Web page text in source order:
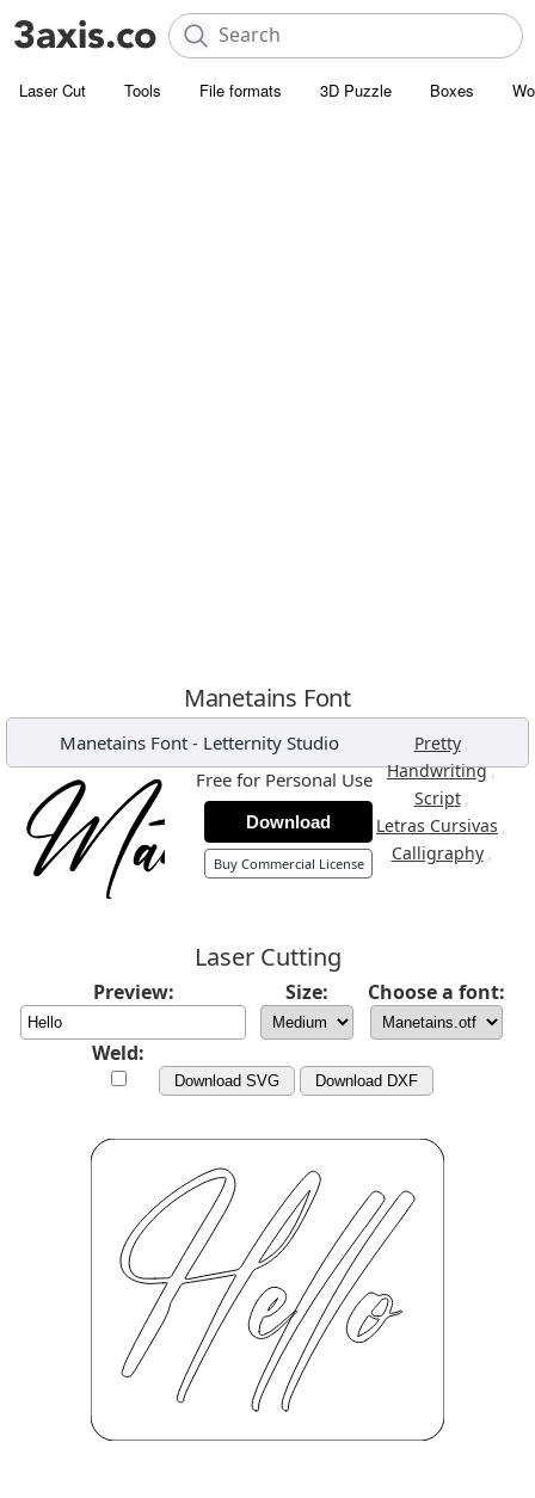
Laser Cut Tools File formats 3D Puzzle Boxes
Manetains Font
Manetains Font- Letternity Studio Pretty ,
Handwriting,
Script ,
Letras Cursivas ,
Calligraphy ,
Free for Personal Use
Download
Buy Commercial License
Laser Cutting
Preview: Size: Choose a font:
Weld:
Download SVG Download DXF